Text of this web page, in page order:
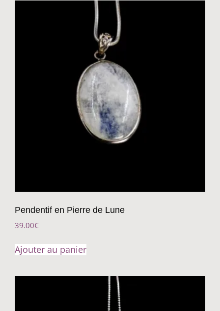
Pendentif en Pierre de Lune
39.00€
Ajouter au panier